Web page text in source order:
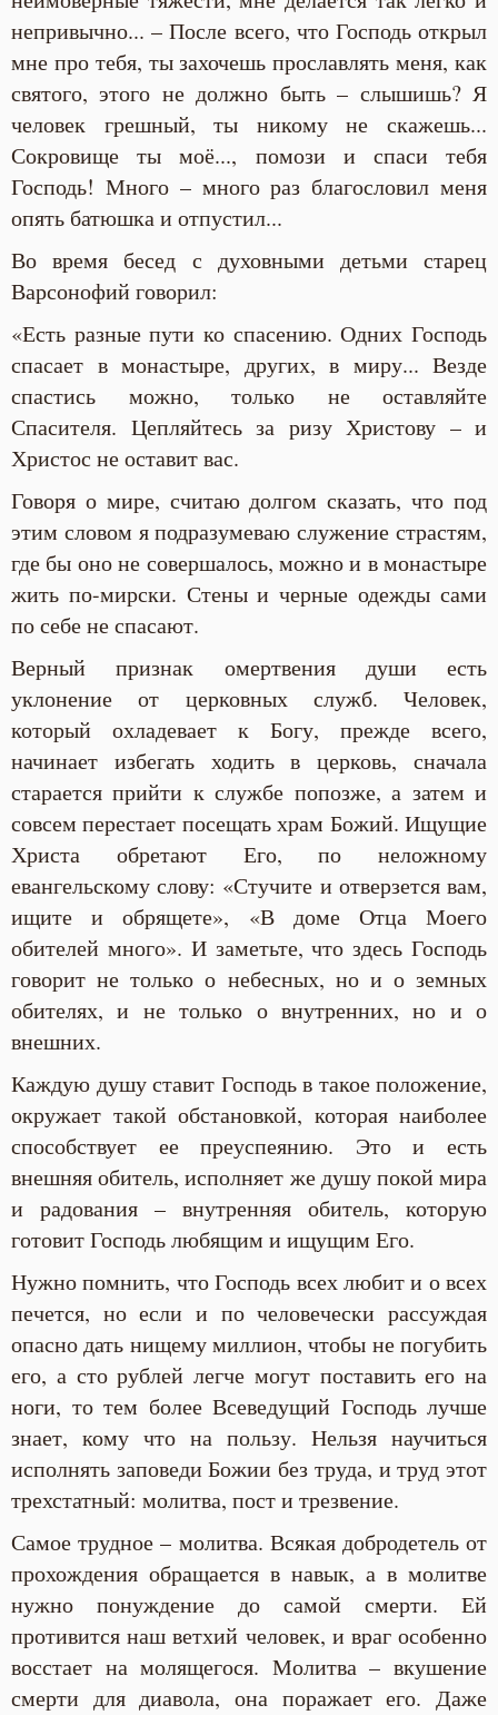
непривычно... – После всего, что Господь открыл
мне про тебя, ты захочешь прославлять меня, как
святого, этого не должно быть – слышишь? Я
человек грешный, ты никому не скажешь...
Сокровище ты моё..., помози и спаси тебя
Господь! Много – много раз благословил меня
опять батюшка и отпустил...
Во время бесед с духовными детьми старец
Варсонофий говорил:
«Есть разные пути ко спасению. Одних Господь
спасает в монастыре, других, в миру... Везде
спастись можно, только не оставляйте
Спасителя. Цепляйтесь за ризу Христову – и
Христос не оставит вас.
Говоря о мире, считаю долгом сказать, что под
этим словом я подразумеваю служение страстям,
где бы оно не совершалось, можно и в монастыре
жить по-мирски. Стены и черные одежды сами
по себе не спасают.
Верный признак омертвения души есть
уклонение от церковных служб. Человек,
который охладевает к Богу, прежде всего,
начинает избегать ходить в церковь, сначала
старается прийти к службе попозже, а затем и
совсем перестает посещать храм Божий. Ищущие
Христа обретают Его, по неложному
евангельскому слову: «Стучите и отверзется вам,
ищите и обрящете», «В доме Отца Моего
обителей много». И заметьте, что здесь Господь
говорит не только о небесных, но и о земных
обителях, и не только о внутренних, но и о
внешних.
Каждую душу ставит Господь в такое положение,
окружает такой обстановкой, которая наиболее
способствует ее преуспеянию. Это и есть
внешняя обитель, исполняет же душу покой мира
и радования – внутренняя обитель, которую
готовит Господь любящим и ищущим Его.
Нужно помнить, что Господь всех любит и о всех
печется, но если и по человечески рассуждая
опасно дать нищему миллион, чтобы не погубить
его, а сто рублей легче могут поставить его на
ноги, то тем более Всеведущий Господь лучше
знает, кому что на пользу. Нельзя научиться
исполнять заповеди Божии без труда, и труд этот
трехстатный: молитва, пост и трезвение.
Самое трудное – молитва. Всякая добродетель от
прохождения обращается в навык, а в молитве
нужно понуждение до самой смерти. Ей
противится наш ветхий человек, и враг особенно
восстает на молящегося. Молитва – вкушение
смерти для диавола, она поражает его. Даже